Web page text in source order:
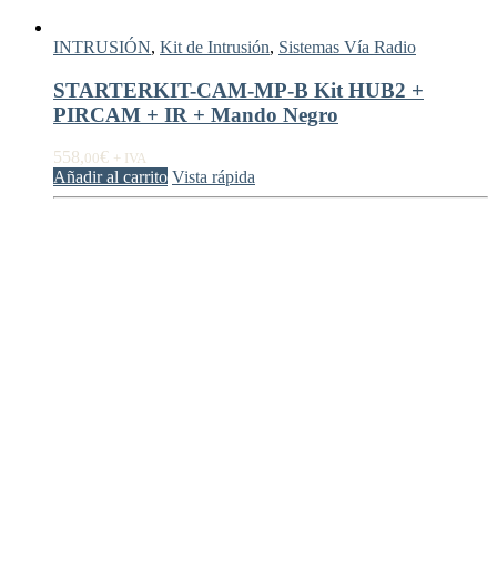
INTRUSIÓN, Kit de Intrusión, Sistemas Vía Radio
STARTERKIT-CAM-MP-B Kit HUB2 +
PIRCAM + IR + Mando Negro
558,00€ + IVA
Añadir al carrito Vista rápida